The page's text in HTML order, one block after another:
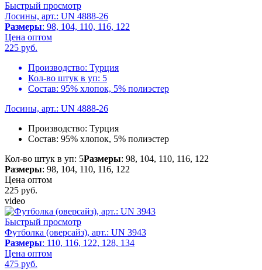
Быстрый просмотр
Лосины, арт.: UN 4888-26
Размеры: 98, 104, 110, 116, 122
Цена оптом
225 руб.
Производство: Турция
Кол-во штук в уп: 5
Состав: 95% хлопок, 5% полиэстер
Лосины, арт.: UN 4888-26
Производство: Турция
Состав: 95% хлопок, 5% полиэстер
Кол-во штук в уп: 5Размеры: 98, 104, 110, 116, 122
Размеры: 98, 104, 110, 116, 122
Цена оптом
225 руб.
video
Быстрый просмотр
Футболка (оверсайз), арт.: UN 3943
Размеры: 110, 116, 122, 128, 134
Цена оптом
475 руб.